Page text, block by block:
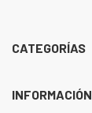
CATEGORÍAS
INFORMACIÓN